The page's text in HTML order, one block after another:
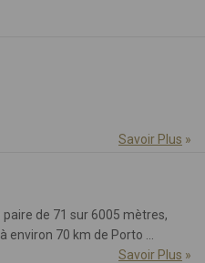
Savoir Plus »
de 71 sur 6005 mètres,
70 km de Porto ...
Savoir Plus »